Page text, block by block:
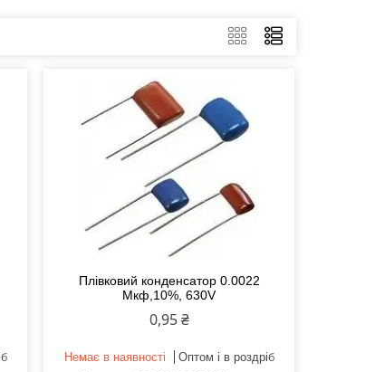
Плівковий конденсатор 0.0022
Мкф,10%, 630V
0,95 ₴
Немає в наявності
Оптом і в роздріб